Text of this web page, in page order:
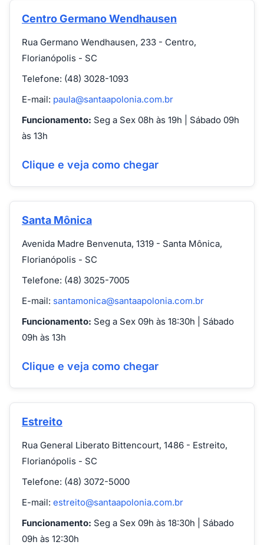
Centro Germano Wendhausen
Rua Germano Wendhausen, 233 - Centro,
Florianópolis - SC
Telefone: (48) 3028-1093
E-mail: paula@santaapolonia.com.br
Funcionamento: Seg a Sex 08h às 19h | Sábado 09h
às 13h
Clique e veja como chegar
Santa Mônica
Avenida Madre Benvenuta, 1319 - Santa Mônica,
Florianópolis - SC
Telefone: (48) 3025-7005
E-mail: santamonica@santaapolonia.com.br
Funcionamento: Seg a Sex 09h às 18:30h | Sábado
09h às 13h
Clique e veja como chegar
Estreito
Rua General Liberato Bittencourt, 1486 - Estreito,
Florianópolis - SC
Telefone: (48) 3072-5000
E-mail: estreito@santaapolonia.com.br
Funcionamento: Seg a Sex 09h às 18:30h | Sábado
09h às 12:30h